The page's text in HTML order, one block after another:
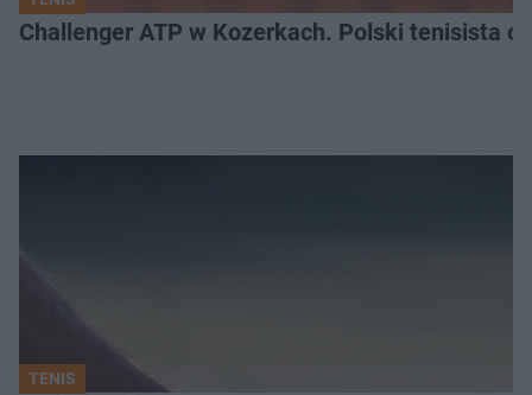
Challenger ATP w Kozerkach. Polski tenisista
TENIS